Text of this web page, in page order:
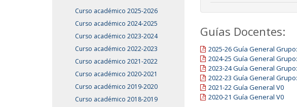
Curso académico 2025-2026
Curso académico 2024-2025
Curso académico 2023-2024
Curso académico 2022-2023
Curso académico 2021-2022
Curso académico 2020-2021
Curso académico 2019-2020
Curso académico 2018-2019
Guías Docentes:
2025-26 Guía General Grupo:
2024-25 Guía General Grupo:
2023-24 Guía General Grupo:
2022-23 Guía General Grupo:
2021-22 Guía General V0
2020-21 Guía General V0